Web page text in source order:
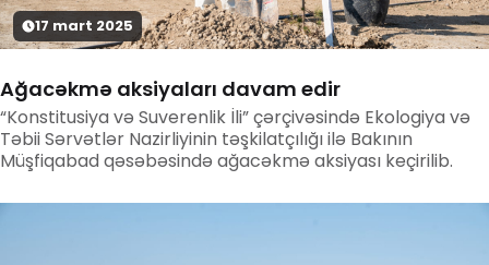
17 mart 2025
Ağacəkmə aksiyaları davam edir
“Konstitusiya və Suverenlik İli” çərçivəsində Ekologiya və
Təbii Sərvətlər Nazirliyinin təşkilatçılığı ilə Bakının
Müşfiqabad qəsəbəsində ağacəkmə aksiyası keçirilib.